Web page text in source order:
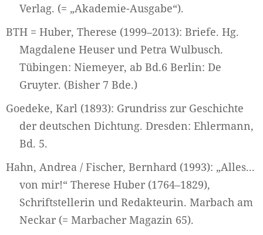
Verlag. (= „Akademie-Ausgabe“).
BTH = Huber, Therese (1999–2013): Briefe. Hg.
Magdalene Heuser und Petra Wulbusch.
Tübingen: Niemeyer, ab Bd.6 Berlin: De
Gruyter. (Bisher 7 Bde.)
Goedeke, Karl (1893): Grundriss zur Geschichte
der deutschen Dichtung. Dresden: Ehlermann,
Bd. 5.
Hahn, Andrea / Fischer, Bernhard (1993): „Alles...
von mir!“ Therese Huber (1764–1829),
Schriftstellerin und Redakteurin. Marbach am
Neckar (= Marbacher Magazin 65).